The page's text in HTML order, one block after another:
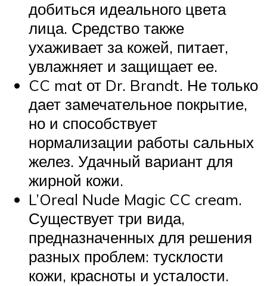
добиться идеального цвета
лица. Средство также
ухаживает за кожей, питает,
увлажняет и защищает ее.
CC mat от Dr. Brandt. Не только
дает замечательное покрытие,
но и способствует
нормализации работы сальных
желез. Удачный вариант для
жирной кожи.
L’Oreal Nude Magic CC cream.
Существует три вида,
предназначенных для решения
разных проблем: тусклости
кожи, красноты и усталости.